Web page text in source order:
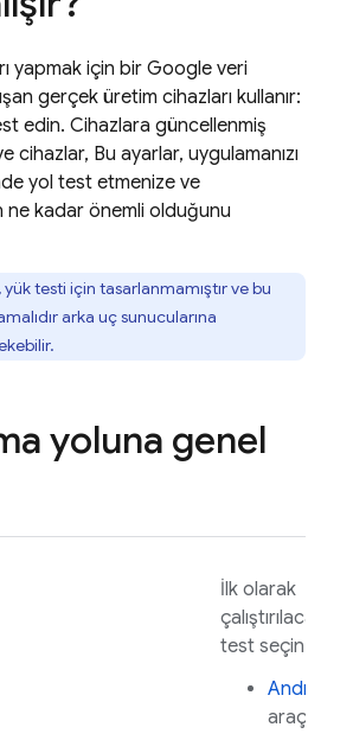
yapmak için bir Google veri
gerçek üretim cihazları kullanır:
edin. Cihazlara güncellenmiş
cihazlar, Bu ayarlar, uygulamanızı
yol test etmenize ve
ne kadar önemli olduğunu
, yük testi için tasarlanmamıştır ve bu
arka uç sunucularına
yoluna genel
İlk olarak
çalıştırılacak bir
test seçin:
Android
araç testi